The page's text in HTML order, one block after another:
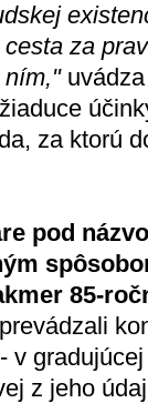
za
ním,"uvádza
za ktorú
pod
85-
v
z jeho